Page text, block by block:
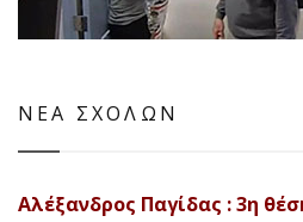
ΝΕΑ ΣΧΟΛΩΝ
Αλέξανδρος Παγίδας : 3η